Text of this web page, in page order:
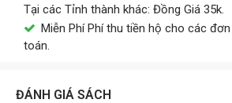
Tại các Tỉnh thành khác: Đồng Giá 35k.
Miễn Phí Phí thu tiền hộ cho các
toán.
ĐÁNH GIÁ SÁCH